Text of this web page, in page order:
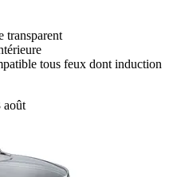
transparent
tous feux dont induction
août